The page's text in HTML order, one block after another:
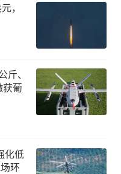
，
斤、
获葡
化低
环